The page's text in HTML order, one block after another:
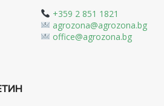
+359 2 851 1821
agrozona@agrozona.bg
office@agrozona.bg